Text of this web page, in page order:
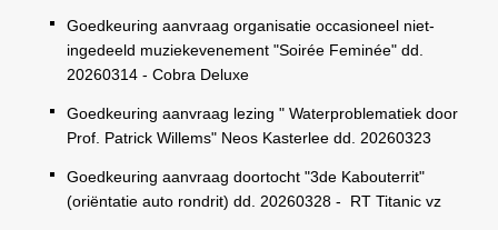
Goedkeuring aanvraag organisatie occasioneel niet-
ingedeeld muziekevenement "Soirée Feminée" dd.
20260314 - Cobra Deluxe
Goedkeuring aanvraag lezing " Waterproblematiek door
Prof. Patrick Willems" Neos Kasterlee dd. 20260323
Goedkeuring aanvraag doortocht "3de Kabouterrit"
(oriëntatie auto rondrit) dd. 20260328 -
RT Titanic vz